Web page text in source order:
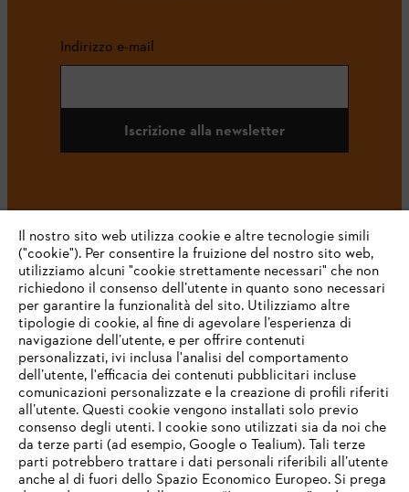
Indirizzo e-mail
Iscrizione alla newsletter
#STIHL
L’azienda
STIHL FAQ
Il nostro sito web utilizza cookie e altre tecnologie simili
("cookie"). Per consentire la fruizione del nostro sito web,
utilizziamo alcuni "cookie strettamente necessari" che non
richiedono il consenso dell’utente in quanto sono necessari
per garantire la funzionalità del sito. Utilizziamo altre
tipologie di cookie, al fine di agevolare l’esperienza di
navigazione dell’utente, e per offrire contenuti
personalizzati, ivi inclusa l'analisi del comportamento
dell’utente, l'efficacia dei contenuti pubblicitari incluse
comunicazioni personalizzate e la creazione di profili riferiti
all’utente. Questi cookie vengono installati solo previo
consenso degli utenti. I cookie sono utilizzati sia da noi che
da terze parti (ad esempio, Google o Tealium). Tali terze
parti potrebbero trattare i dati personali riferibili all’utente
anche al di fuori dello Spazio Economico Europeo. Si prega